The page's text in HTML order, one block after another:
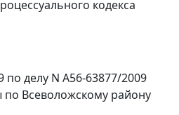
кодекса
делу N А56-63877/2009
Всеволожскому району